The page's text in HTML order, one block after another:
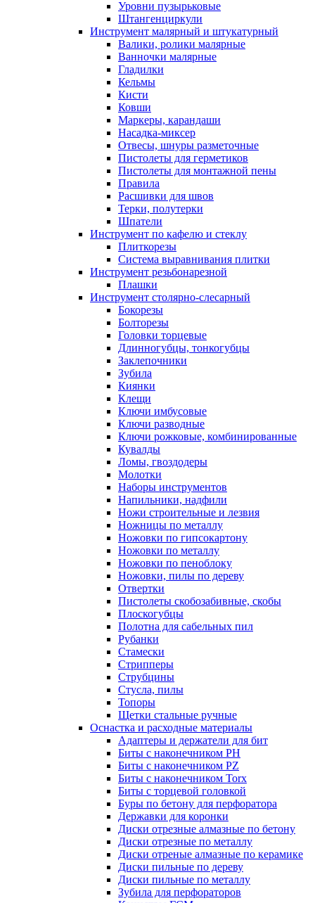
Уровни пузырьковые
Штангенциркули
Инструмент малярный и штукатурный
Валики, ролики малярные
Ванночки малярные
Гладилки
Кельмы
Кисти
Ковши
Маркеры, карандаши
Насадка-миксер
Отвесы, шнуры разметочные
Пистолеты для герметиков
Пистолеты для монтажной пены
Правила
Расшивки для швов
Терки, полутерки
Шпатели
Инструмент по кафелю и стеклу
Плиткорезы
Система выравнивания плитки
Инструмент резьбонарезной
Плашки
Инструмент столярно-слесарный
Бокорезы
Болторезы
Головки торцевые
Длинногубцы, тонкогубцы
Заклепочники
Зубила
Киянки
Клещи
Ключи имбусовые
Ключи разводные
Ключи рожковые, комбинированные
Кувалды
Ломы, гвоздодеры
Молотки
Наборы инструментов
Напильники, надфили
Ножи строительные и лезвия
Ножницы по металлу
Ножовки по гипсокартону
Ножовки по металлу
Ножовки по пеноблоку
Ножовки, пилы по дереву
Отвертки
Пистолеты скобозабивные, скобы
Плоскогубцы
Полотна для сабельных пил
Рубанки
Стамески
Стрипперы
Струбцины
Стусла, пилы
Топоры
Щетки стальные ручные
Оснастка и расходные материалы
Адаптеры и держатели для бит
Биты с наконечником PH
Биты с наконечником PZ
Биты с наконечником Torx
Биты с торцевой головкой
Буры по бетону для перфоратора
Державки для коронки
Диски отрезные алмазные по бетону
Диски отрезные по металлу
Диски отреные алмазные по керамике
Диски пильные по дереву
Диски пильные по металлу
Зубила для перфораторов